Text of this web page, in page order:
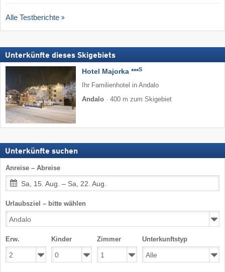
Alle Testberichte
Unterkünfte dieses Skigebiets
Hotel Majorka ***S
Ihr Familienhotel in Andalo
Andalo · 400 m zum Skigebiet
Unterkünfte suchen
Anreise – Abreise
Sa, 15. Aug. – Sa, 22. Aug.
Urlaubsziel – bitte wählen
Erw. Kinder Zimmer Unterkunftstyp